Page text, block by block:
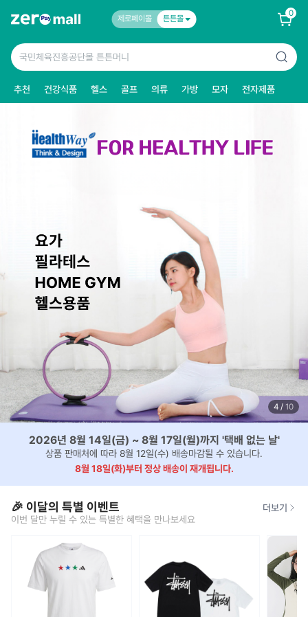
제로페이몰 튼튼몰
0
추천 건강식품 헬스 골프 의류 가방 모자 전자제품
4 / 10
2026년 8월 14일(금) ~ 8월 17일(월)까지 '택배 없는 날'
상품 판매처에 따라 8월 12일(수) 배송마감될 수 있습니다.
8월 18일(화)부터 정상 배송이 재개됩니다.
🎉 이달의 특별 이벤트
이번 달만 누릴 수 있는 특별한 혜택을 만나보세요
더보기